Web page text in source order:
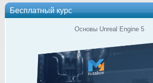
Бесплатный курс
Основы Unreal Engine 5